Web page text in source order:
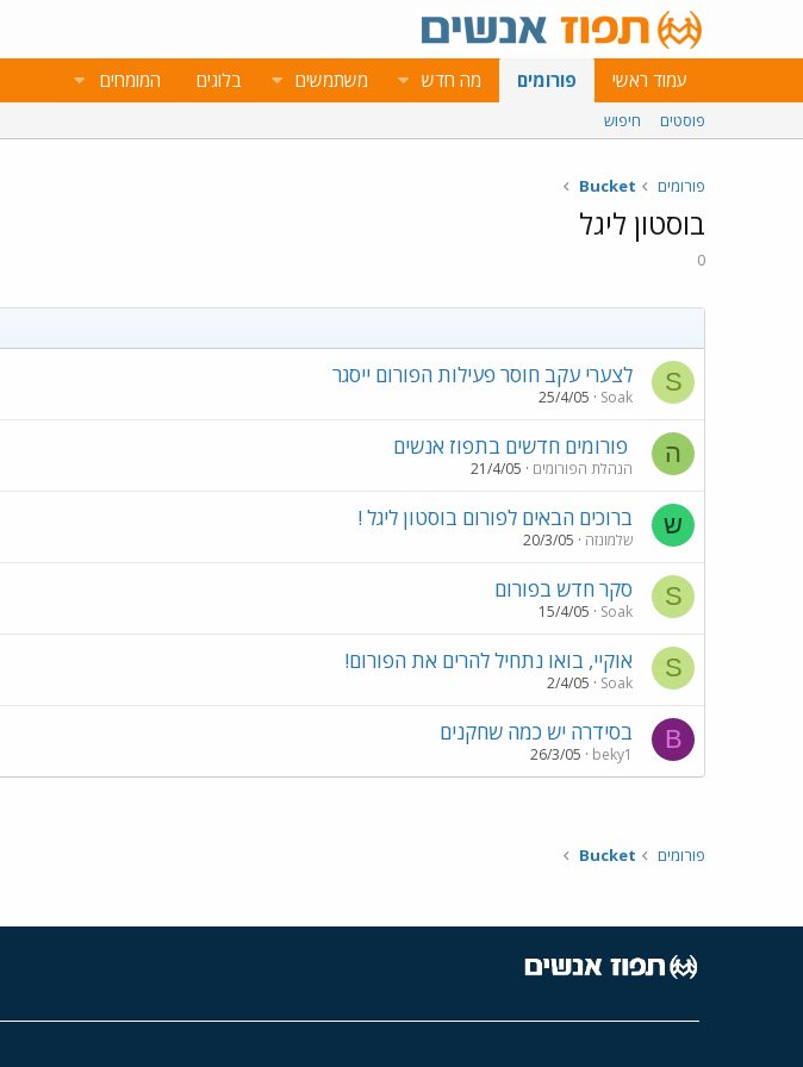
עמוד ראשי פורומים מה חדש משתמשים בלוגים המומחים
פוסטים חיפוש
פורומים Bucket
בוסטון ליגל
0
S לצערי עקב חוסר פעילות הפורום ייסגר
Soak
25/4/05
ה פורומים חדשים בתפוז אנשים
הנהלת הפורומים 21/4/05
ש ברוכים הבאים לפורום בוסטון ליגל !
שלמונזה 20/3/05
S סקר חדש בפורום
Soak
15/4/05
S אוקיי, בואו נתחיל להרים את הפורום!
Soak
2/4/05
B בסידרה יש כמה שחקנים
beky1
26/3/05
פורומים Bucket